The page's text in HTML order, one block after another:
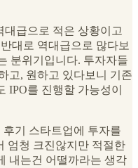
대급으로 적은 상황이고
대로 역대급으로 많다보
분위기입니다. 투자자들
고, 원하고 있다보니 기존
IPO를 진행할 가능성이
기 스타트업에 투자를
엄청 크진않지만 적절한
내는건 어떨까라는 생각